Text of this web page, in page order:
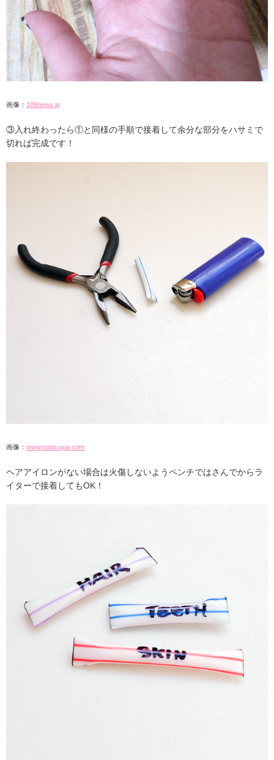
画像： 109news.jp
③入れ終わったら①と同様の手順で接着して余分な部分をハサミで
切れば完成です！
画像： www.popsugar.com
ヘアアイロンがない場合は火傷しないようペンチではさんでからラ
イターで接着してもOK！